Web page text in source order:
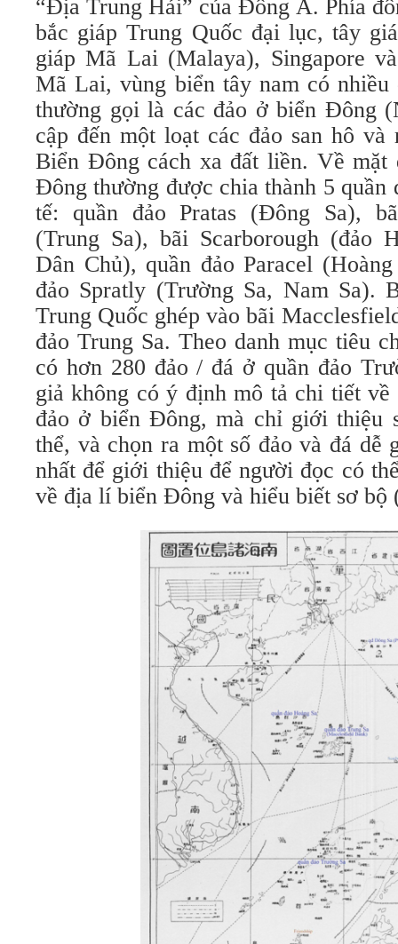
“Địa Trung Hải” của Đông Á. Phía
bắc giáp Trung Quốc đại lục, tây
giáp Mã Lai (Malaya), Singapore
Mã Lai, vùng biển tây nam có nhiều
thường gọi là các đảo ở biển Đông
cập đến một loạt các đảo san hô và
Biển Đông cách xa đất liền. Về
Đông thường được chia thành 5 quần
tế: quần đảo Pratas (Đông Sa),
(Trung Sa), bãi Scarborough (đảo
Dân Chủ), quần đảo Paracel
đảo Spratly (Trường Sa, Nam Sa).
Trung Quốc ghép vào bãi
đảo Trung Sa. Theo danh mục tiêu
có hơn 280 đảo / đá ở quần đảo
giả không có ý định mô tả chi tiết
đảo ở biển Đông, mà chỉ giới thiệu
thể, và chọn ra một số đảo và đá dễ
nhất để giới thiệu để người đọc có
về địa lí biển Đông và hiểu biết sơ bộ